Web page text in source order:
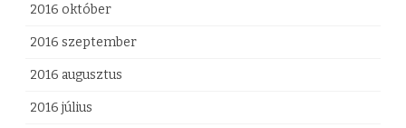
2016 október
2016 szeptember
2016 augusztus
2016 július